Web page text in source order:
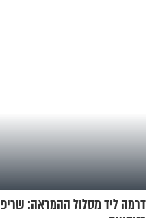
דרמה ליד מסלול ההמראה: